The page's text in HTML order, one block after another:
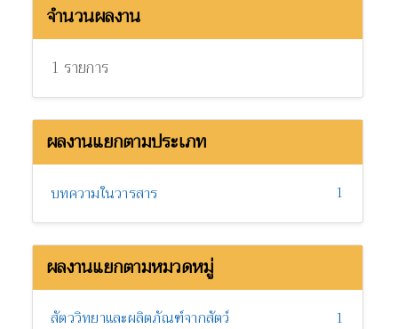
จำนวนผลงาน
1 รายการ
ผลงานแยกตามประเภท
บทความในวารสาร 1
ผลงานแยกตามหมวดหมู่
สัตววิทยาและผลิตภัณฑ์จากสัตว์ 1